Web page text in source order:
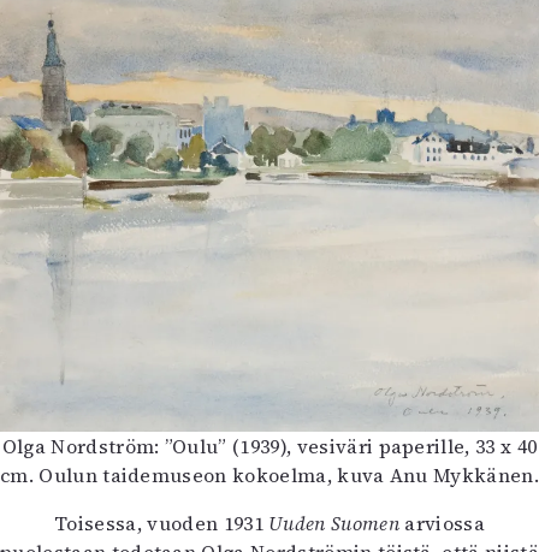
Olga Nordström: ”Oulu” (1939), vesiväri paperille, 33 x 40
cm. Oulun taidemuseon kokoelma, kuva Anu Mykkänen.
Toisessa, vuoden 1931 Uuden Suomen arviossa